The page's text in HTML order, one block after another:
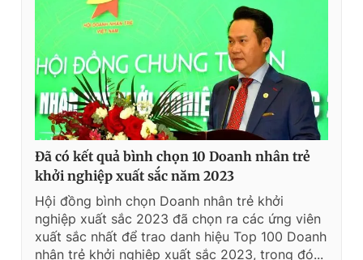
Đã có kết quả bình chọn 10 Doanh nhân trẻ
khởi nghiệp xuất sắc năm 2023
Hội đồng bình chọn Doanh nhân trẻ khởi
nghiệp xuất sắc 2023 đã chọn ra các ứng viên
xuất sắc nhất để trao danh hiệu Top 100 Doanh
nhân trẻ khởi nghiệp xuất sắc 2023, trong đó...